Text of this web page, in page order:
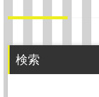
ナ
ゲ
ー
検索